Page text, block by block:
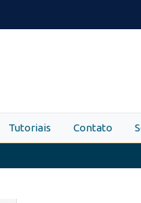
Tutoriais Contato